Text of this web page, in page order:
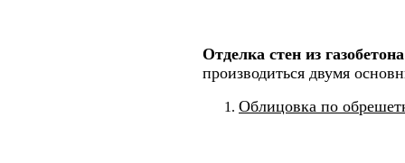
Отделка стен из
производиться двумя
Облицовка по